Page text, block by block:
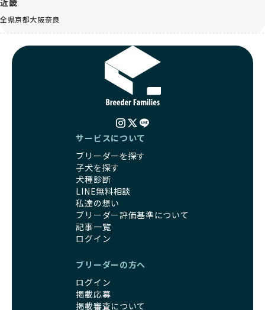
近畿
全県京都大阪奈良
サービスについて
ブリーダーを探す
子犬を探す
犬種診断
LINE無料相談
私達の想い
ブリーダー評価基準について
記事一覧
ログイン
ブリーダーの方へ
ログイン
掲載応募
掲載審査について